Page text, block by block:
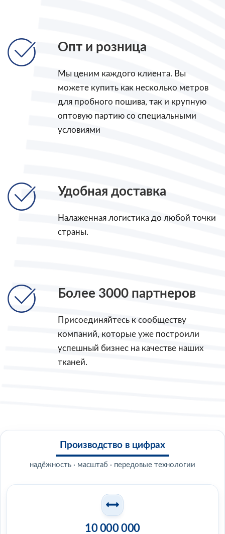
Опт и розница
Мы ценим каждого клиента. Вы
можете купить как несколько метров
для пробного пошива, так и крупную
оптовую партию со специальными
условиями
Удобная доставка
Налаженная логистика до любой точки
страны.
Более 3000 партнеров
Присоединяйтесь к сообществу
компаний, которые уже построили
успешный бизнес на качестве наших
тканей.
Производство в цифрах
надёжность · масштаб · передовые технологии
10 000 000